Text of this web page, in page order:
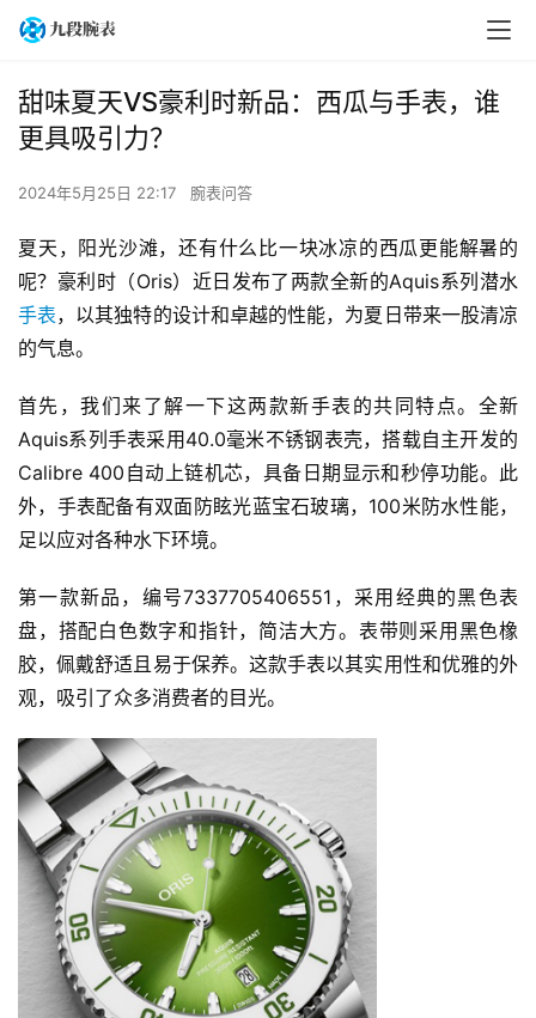
甜味夏天VS豪利时新品：西瓜与手表，谁
更具吸引力？
2024年5月25日 22:17 腕表问答
夏天，阳光沙滩，还有什么比一块冰凉的西瓜更能解暑的
呢？豪利时（Oris）近日发布了两款全新的Aquis系列潜水
手表，以其独特的设计和卓越的性能，为夏日带来一股清凉
的气息。
首先，我们来了解一下这两款新手表的共同特点。全新
Aquis系列手表采用40.0毫米不锈钢表壳，搭载自主开发的
Calibre 400自动上链机芯，具备日期显示和秒停功能。此
外，手表配备有双面防眩光蓝宝石玻璃，100米防水性能，
足以应对各种水下环境。
第一款新品，编号7337705406551，采用经典的黑色表
盘，搭配白色数字和指针，简洁大方。表带则采用黑色橡
胶，佩戴舒适且易于保养。这款手表以其实用性和优雅的外
观，吸引了众多消费者的目光。